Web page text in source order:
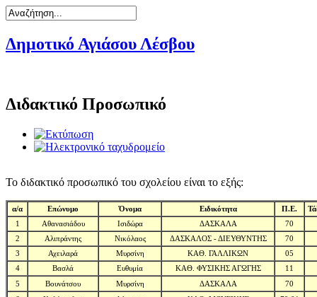
Δημοτικό Αγιάσου Λέσβου
Διδακτικό Προσωπικό
Το διδακτικό προσωπικό του σχολείου είναι το εξής:
α/α Επώνυμο Όνομα Ειδικότητα Π.Ε.
1
Αθανασιάδου Ισιδώρα ΔΑΣΚΑΛΑ
70
2
Αλιπράντης Νικόλαος ΔΑΣΚΑΛΟΣ - ΔΙΕΥΘΥΝΤΗΣ
70
3
Αχειλαρά Μυρσίνη ΚΑΘ. ΓΑΛΛΙΚΩΝ
05
4
Βασλά Ευθυμία ΚΑΘ. ΦΥΣΙΚΗΣ ΑΓΩΓΗΣ
11
5
Βουνάτσου Μυρσίνη ΔΑΣΚΑΛΑ
70